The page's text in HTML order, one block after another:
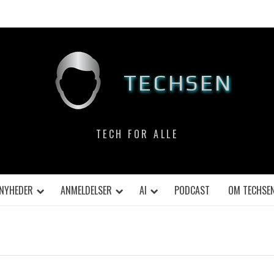
TECHSEN
TECH FOR ALLE
NYHEDER ANMELDELSER AI PODCAST OM